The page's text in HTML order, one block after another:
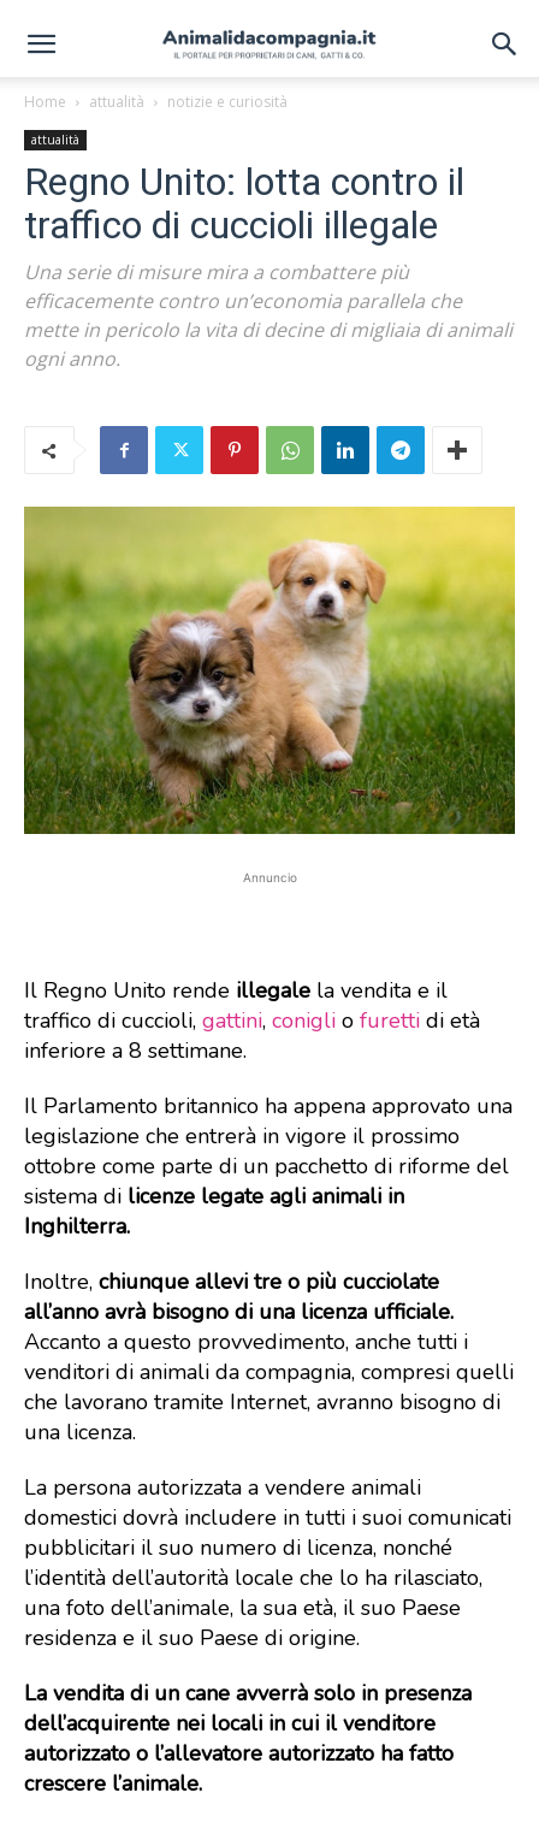
Home attualità notizie e curiosità
attualità
Regno Unito: lotta contro il
traffico di cuccioli illegale
Una serie di misure mira a combattere più
efficacemente contro un’economia parallela che
mette in pericolo la vita di decine di migliaia di animali
ogni anno.
Annuncio
Il Regno Unito rende illegale la vendita e il
traffico di cuccioli, gattini, conigli o furetti di età
inferiore a 8 settimane.
Il Parlamento britannico ha appena approvato una
legislazione che entrerà in vigore il prossimo
ottobre come parte di un pacchetto di riforme del
sistema di licenze legate agli animali in
Inghilterra.
Inoltre, chiunque allevi tre o più cucciolate
all’anno avrà bisogno di una licenza ufficiale.
Accanto a questo provvedimento, anche tutti i
venditori di animali da compagnia, compresi quelli
che lavorano tramite Internet, avranno bisogno di
una licenza.
La persona autorizzata a vendere animali
domestici dovrà includere in tutti i suoi comunicati
pubblicitari il suo numero di licenza, nonché
l’identità dell’autorità locale che lo ha rilasciato,
una foto dell’animale, la sua età, il suo Paese
residenza e il suo Paese di origine.
La vendita di un cane avverrà solo in presenza
dell’acquirente nei locali in cui il venditore
autorizzato o l’allevatore autorizzato ha fatto
crescere l’animale.